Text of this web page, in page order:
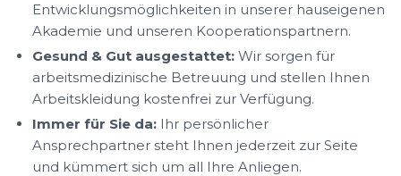
Entwicklungsmöglichkeiten in unserer hauseigenen
Akademie und unseren Kooperationspartnern.
Gesund & Gut ausgestattet: Wir sorgen für
arbeitsmedizinische Betreuung und stellen Ihnen
Arbeitskleidung kostenfrei zur Verfügung.
Immer für Sie da: Ihr persönlicher
Ansprechpartner steht Ihnen jederzeit zur Seite
und kümmert sich um all Ihre Anliegen.